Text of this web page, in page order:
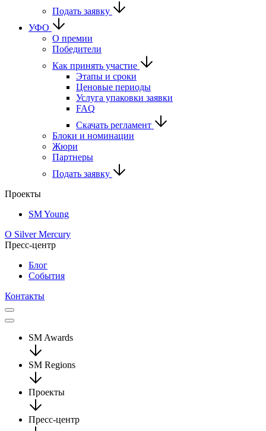
Подать заявку
УФО
О премии
Победители
Как принять участие
Этапы и сроки
Ценовые периоды
Услуга упаковки заявки
FAQ
Скачать регламент
Блоки и номинации
Жюри
Партнеры
Подать заявку
Проекты
SM Young
О Silver Mercury
Пресс-центр
Блог
События
Контакты
SM Awards
SM Regions
Проекты
Пресс-центр